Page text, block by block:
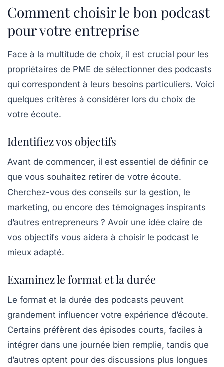
Comment choisir le bon podcast
pour votre entreprise
Face à la multitude de choix, il est crucial pour les
propriétaires de PME de sélectionner des podcasts
qui correspondent à leurs besoins particuliers. Voici
quelques critères à considérer lors du choix de
votre écoute.
Identifiez vos objectifs
Avant de commencer, il est essentiel de définir ce
que vous souhaitez retirer de votre écoute.
Cherchez-vous des conseils sur la gestion, le
marketing, ou encore des témoignages inspirants
d’autres entrepreneurs ? Avoir une idée claire de
vos objectifs vous aidera à choisir le podcast le
mieux adapté.
Examinez le format et la durée
Le format et la durée des podcasts peuvent
grandement influencer votre expérience d’écoute.
Certains préfèrent des épisodes courts, faciles à
intégrer dans une journée bien remplie, tandis que
d’autres optent pour des discussions plus longues